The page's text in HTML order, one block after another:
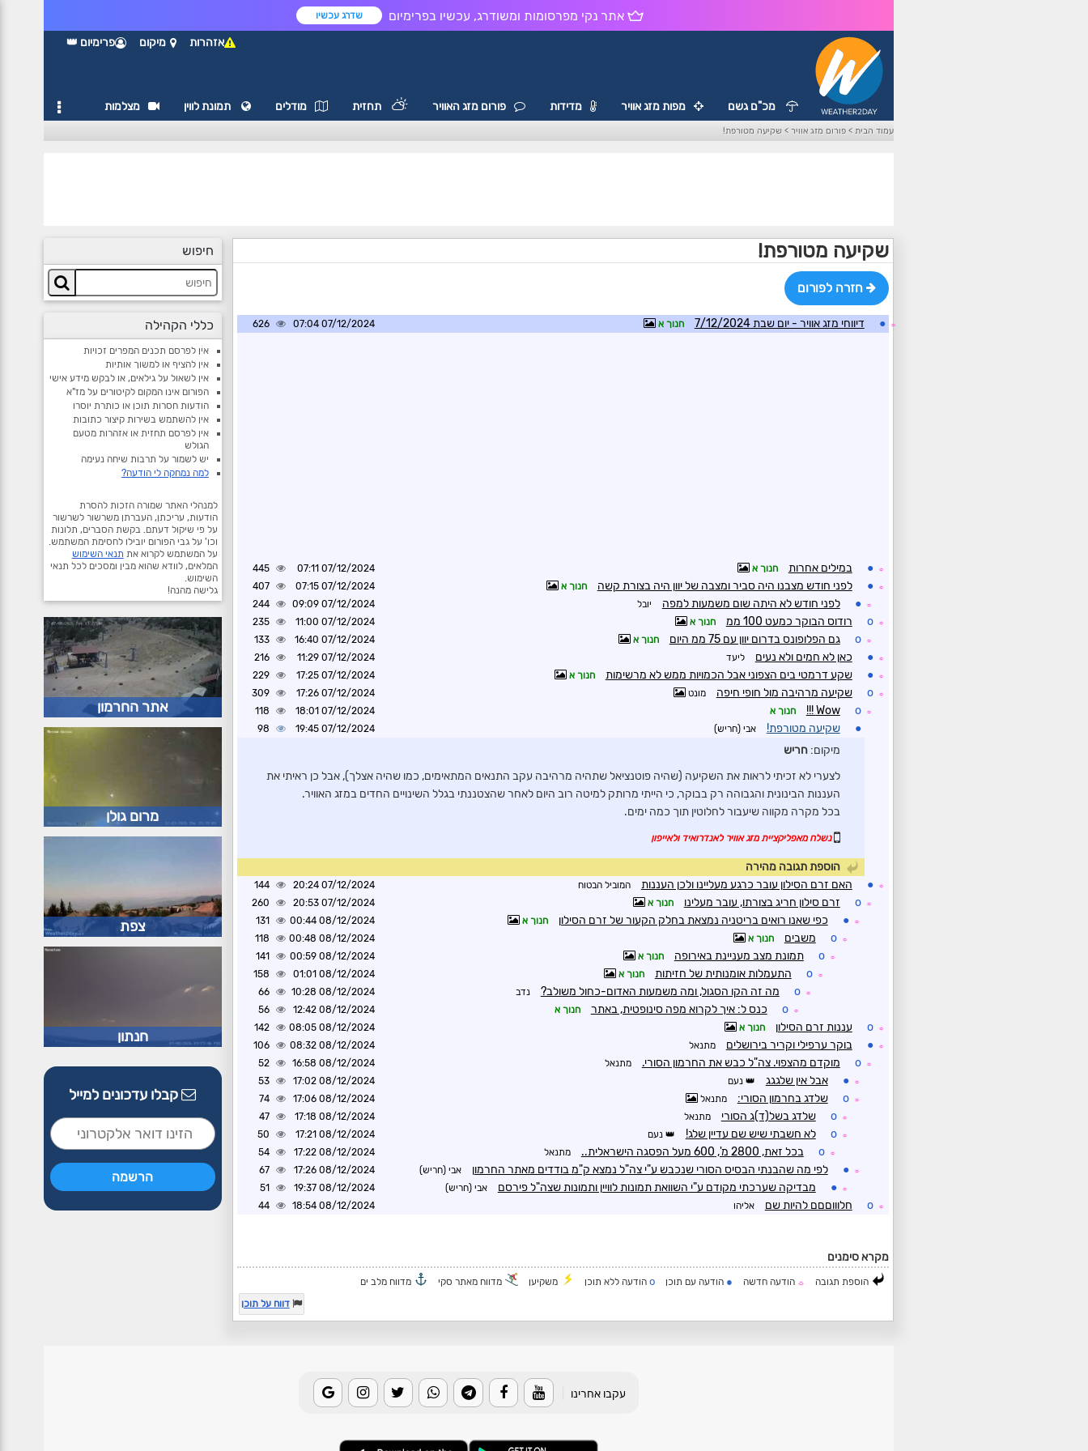
אתר נקי מפרסומות ומשודרג, עכשיו בפרימיום שדרג עכשיו
אזהרות מיקום פרימיום 👑
מכ"ם גשם מפות מזג אוויר מדידות פורום מזג האוויר תחזית מודלים תמונת לווין מצלמות
עמוד הבית >פורום מזג אוויר >שקיעה מטורפת!
שקיעה מטורפת!
חזרה לפורום
☼
● דיווחי מזג אוויר - יום שבת 7/12/2024 חנוך א 07/12/2024 07:04
626
☼
● במילים אחרות חנוך א 07/12/2024 07:11
445
☼
● לפני חודש מצבנו היה סביר ומצבה של יוון היה בצורת קשה חנוך א 07/12/2024 07:15
407
☼
● לפני חודש לא היתה שום משמעות למפה יובל 07/12/2024 09:09
244
☼
o רודוס הבוקר כמעט 100 ממ חנוך א 07/12/2024 11:00
235
☼
o גם הפלופונס בדרום יוון עם 75 ממ היום חנוך א 07/12/2024 16:40
133
☼
● כאן לא חמים ולא נעים ליעד 07/12/2024 11:29
216
☼
● שקע דרמטי בים הצפוני אבל הכמויות ממש לא מרשימות חנוך א 07/12/2024 17:25
229
☼
o שקיעה מרהיבה מול חופי חיפה מונט 07/12/2024 17:26
309
☼
o
Wow !!! חנוך א 07/12/2024 18:01
118
● שקיעה מטורפת! אבי (חריש) 07/12/2024 19:45
98
מיקום:חריש
לצערי לא זכיתי לראות את השקיעה (שהיה פוטנציאל שתהיה מרהיבה עקב התנאים המתאימים, כמו שהיה אצלך), אבל כן ראיתי את
העננות הבינונית והגבוהה רק בבוקר, כי הייתי מרותק למיטה רוב היום לאחר שהצטננתי בגלל השינויים החדים במזג האוויר.
בכל מקרה מקווה שיעבור לחלוטין תוך כמה ימים.
נשלח מאפליקציית מזג אוויר לאנדרואיד ולאייפון
הוספת תגובה מהירה
☼
● האם זרם הסילון עובר כרגע מעליינו ולכן העננות המוביל הבטוח 07/12/2024 20:24
144
☼
o זרם סילון חריג בצורתו, עובר מעלינו חנוך א 07/12/2024 20:53
260
☼
● כפי שאנו רואים בריטניה נמצאת בחלק הקעור של זרם הסילון חנוך א 08/12/2024 00:44
131
☼
o משבים חנוך א 08/12/2024 00:48
118
☼
o תמונת מצב מעניינת באירופה חנוך א 08/12/2024 00:59
141
☼
o התעמלות אומנותית של חזיתות חנוך א 08/12/2024 01:01
158
☼
o מה זה הקו הסגול, ומה משמעות האדום-כחול משולב? נדב 08/12/2024 10:28
66
☼
o כנס ל: איך לקרוא מפה סינופטית, באתר חנוך א 08/12/2024 12:42
56
☼
o עננות זרם הסילון חנוך א 08/12/2024 08:05
142
☼
● בוקר ערפילי וקריר בירושלים מתנאל 08/12/2024 08:32
106
☼
o מוקדם מהצפוי. צה"ל כבש את החרמון הסורי. מתנאל 08/12/2024 16:58
52
☼
● אבל אין שלגגג נעם 08/12/2024 17:02
53
☼
o שלדג בחרמון הסורי: מתנאל 08/12/2024 17:06
74
☼
o שלדג בשל(ד)ג הסורי מתנאל 08/12/2024 17:18
47
☼
o לא חשבתי שיש שם עדיין שלג! נעם 08/12/2024 17:21
50
☼
o בכל זאת, 2800 מ', 600 מעל הפסגה הישראלית.. מתנאל 08/12/2024 17:22
54
☼
● לפי מה שהבנתי הבסיס הסורי שנכבש ע"י צה"ל נמצא ק"מ בודדים מאתר החרמון אבי (חריש) 08/12/2024 17:26
67
☼
● מבדיקה שערכתי מקודם ע"י השוואת תמונות לוויין ותמונות שצה"ל פירסם אבי (חריש) 08/12/2024 19:37
51
☼
o חלוווםםם להיות שם אליהו 08/12/2024 18:54
44
מקרא סימנים
הוספת תגובה ☼ הודעה חדשה ● הודעה עם תוכן o הודעה ללא תוכן משקיען מדווח מאתר סקי
מדווח מלב ים
דווח על תוכן
חיפוש
כללי הקהילה
אין לפרסם תכנים המפרים זכויות
אין להציף או למשוך אותיות
אין לשאול על גילאים, או לבקש מידע אישי
הפורום אינו המקום לקיטורים על מז"א
הודעות חסרות תוכן או כותרת יוסרו
אין להשתמש בשירות קיצור כתובות
אין לפרסם תחזית או אזהרות מטעם
הגולש
יש לשמור על תרבות שיחה נעימה
למה נמחקה לי הודעה?
למנהלי האתר שמורה הזכות להסרת
הודעות, עריכתן, העברתן משרשור לשרשור
על פי שיקול דעתם. בקשת הסברים, תלונות
וכו' על גבי הפורום יובילו לחסימת המשתמש.
על המשתמש לקרוא את תנאי השימוש
המלאים, לוודא שהוא מבין ומסכים לכל תנאי
השימוש.
גלישה מהנה!
אתר החרמון
מרום גולן
צפת
חנתון
קבלו עדכונים למייל
עקבו אחרינו